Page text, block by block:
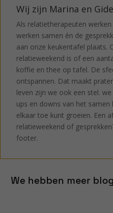
Wij zijn Marina en
Als relatietherapeuten
werken samen én de
aan onze keukentafel plaats.
relatieweekend is of een
koffie en thee op tafel. De
ontspannen. Dat maakt
leven zijn we ook een stel.
ups en downs van het
elkaar toe kunt groeien. Een
relatieweekend of
footer.
We hebben meer